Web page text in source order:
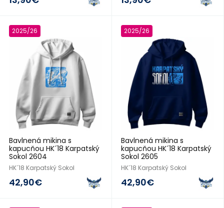
2025/26
Bavlnená mikina s
kapucňou HK´18 Karpatský
Sokol 2604
HK´18 Karpatský Sokol
42,90€
2025/26
Bavlnená mikina s
kapucňou HK´18 Karpatský
Sokol 2605
HK´18 Karpatský Sokol
42,90€